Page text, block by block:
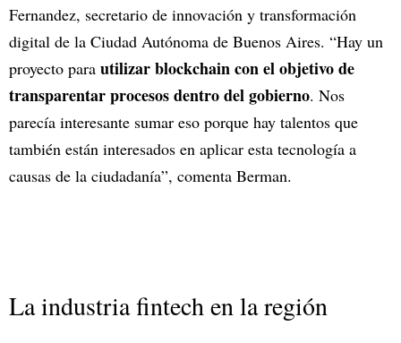
Fernandez, secretario de innovación y transformación
digital de la Ciudad Autónoma de Buenos Aires. “Hay un
proyecto para utilizar blockchain con el objetivo de
transparentar procesos dentro del gobierno. Nos
parecía interesante sumar eso porque hay talentos que
también están interesados en aplicar esta tecnología a
causas de la ciudadanía”, comenta Berman.
La industria fintech en la región